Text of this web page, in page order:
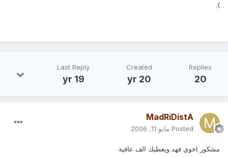
).‬
Replies
20
Created
20 yr
Last Reply
19 yr
MadRiDistA
Posted مايو 11, 2006
مشكور اخوي فهد ويعطيك الف عافية